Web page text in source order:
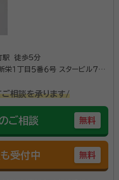
駅 徒歩5分
番６号 スタービル７階
ご相談を承ります/
ご相談 無料
受付中 無料